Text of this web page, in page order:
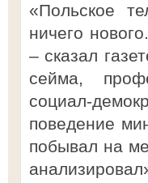
«Польское
ничего
– сказал
сейма,
социал-
поведение
побывал на